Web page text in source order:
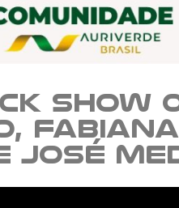
Show
José